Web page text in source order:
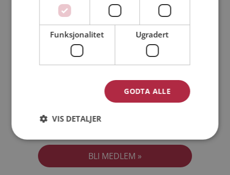
Min alder:
Jeg akseptererMedlemsvilkårene
Funksjonalitet Ugradert
GODTA ALLE
VIS DETALJER